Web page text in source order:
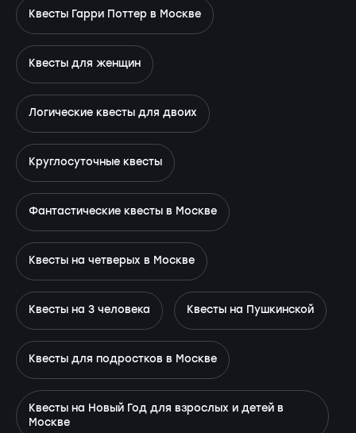
Квесты Гарри Поттер в Москве
Квесты для женщин
Логические квесты для двоих
Круглосуточные квесты
Фантастические квесты в Москве
Квесты на четверых в Москве
Квесты на 3 человека Квесты на Пушкинской
Квесты для подростков в Москве
Квесты на Новый Год для взрослых и детей в
Москве